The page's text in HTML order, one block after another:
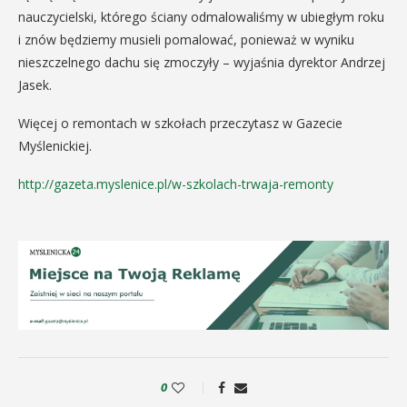
nauczycielski, którego ściany odmalowaliśmy w ubiegłym roku
i znów będziemy musieli pomalować, ponieważ w wyniku
nieszczelnego dachu się zmoczyły – wyjaśnia dyrektor Andrzej
Jasek.
Więcej o remontach w szkołach przeczytasz w Gazecie
Myślenickiej.
http://gazeta.myslenice.pl/w-szkolach-trwaja-remonty
0